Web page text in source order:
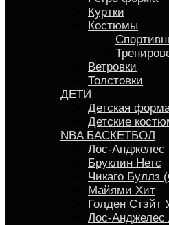
Куртки
Костюмы
Ветровки
Толстовки
ДЕТИ
Детская
Детские
NBA БАСКЕТБОЛ
Лос-Анджелес
Бруклин Нетс
Чикаго Буллз
Майями Хит
Голден Стэйт
Лос-Анджелес